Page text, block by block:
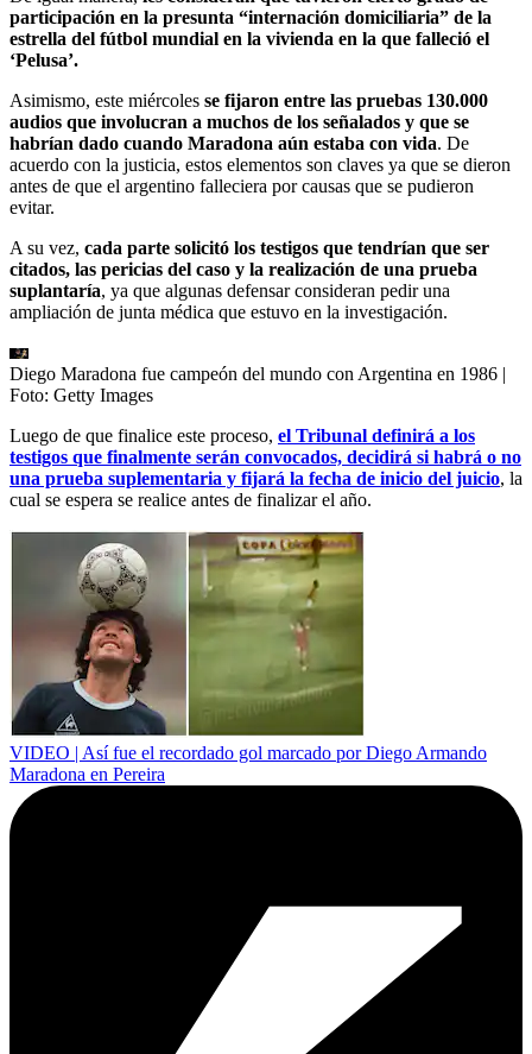
participación en la presunta “internación domiciliaria” de la
estrella del fútbol mundial en la vivienda en la que falleció el
‘Pelusa’.
Asimismo, este miércoles se fijaron entre las pruebas 130.000
audios que involucran a muchos de los señalados y que se
habrían dado cuando Maradona aún estaba con vida. De
acuerdo con la justicia, estos elementos son claves ya que se dieron
antes de que el argentino falleciera por causas que se pudieron
evitar.
A su vez, cada parte solicitó los testigos que tendrían que ser
citados, las pericias del caso y la realización de una prueba
suplantaría, ya que algunas defensar consideran pedir una
ampliación de junta médica que estuvo en la investigación.
Diego Maradona fue campeón del mundo con Argentina en 1986 |
Foto: Getty Images
Luego de que finalice este proceso, el Tribunal definirá a los
testigos que finalmente serán convocados, decidirá si habrá o no
una prueba suplementaria y fijará la fecha de inicio del juicio, la
cual se espera se realice antes de finalizar el año.
VIDEO | Así fue el recordado gol marcado por Diego Armando
Maradona en Pereira